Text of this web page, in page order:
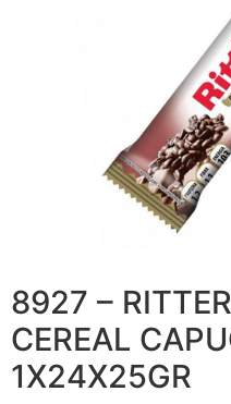
8927 –
CEREAL
1X24X25GR